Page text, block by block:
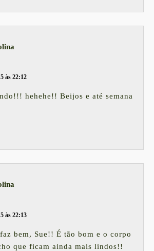
às 22:12
hehehe!! Beijos e até semana
às 22:13
bem, Sue!! É tão bom e o corpo
que ficam ainda mais lindos!!